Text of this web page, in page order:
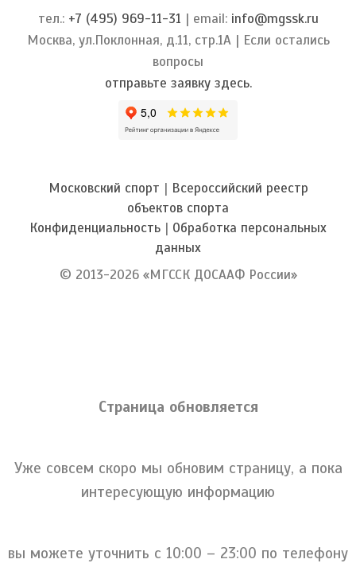
тел.: +7 (495) 969-11-31 | email: info@mgssk.ru
Москва, ул.Поклонная, д.11, стр.1А | Если остались
вопросы
отправьте заявку здесь.
Московский спорт | Всероссийский реестр
объектов спорта
Конфиденциальность | Обработка персональных
данных
© 2013-2026 «МГССК ДОСААФ России»
Страница обновляется
Уже совсем скоро мы обновим страницу, а пока
интересующую информацию
вы можете уточнить c 10:00 – 23:00 по телефону